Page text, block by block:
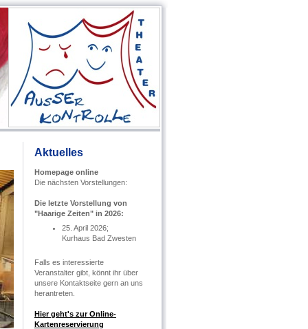
Aktuelles
Homepage online
Die nächsten Vorstellungen:
Die letzte Vorstellung von
"Haarige Zeiten" in 2026:
25. April 2026;
Kurhaus Bad Zwesten
Falls es interessierte
Veranstalter gibt, könnt ihr über
unsere Kontaktseite gern an uns
herantreten.
Hier geht's zur Online-
Kartenreservierung